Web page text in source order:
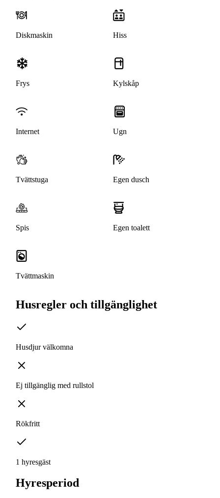
Diskmaskin Hiss
Frys Kylskåp
Internet Ugn
Tvättstuga Egen dusch
Spis Egen toalett
Tvättmaskin
Husregler och tillgänglighet
Husdjur välkomna
Ej tillgänglig med rullstol
Rökfritt
1 hyresgäst
Hyresperiod